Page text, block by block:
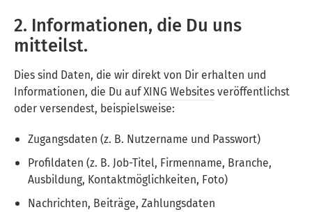
2. Informationen, die Du uns
mitteilst.
Dies sind Daten, die wir direkt von Dir erhalten und
Informationen, die Du aufXING Websitesveröffentlichst
oder versendest, beispielsweise:
Zugangsdaten (z. B. Nutzername und Passwort)
Profildaten (z. B. Job-Titel, Firmenname, Branche,
Ausbildung, Kontaktmöglichkeiten, Foto)
Nachrichten, Beiträge, Zahlungsdaten